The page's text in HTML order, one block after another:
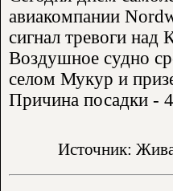
авиакомпании
сигнал тревоги над
Воздушное судно
селом Мукур и
Причина посадки -
Источник: